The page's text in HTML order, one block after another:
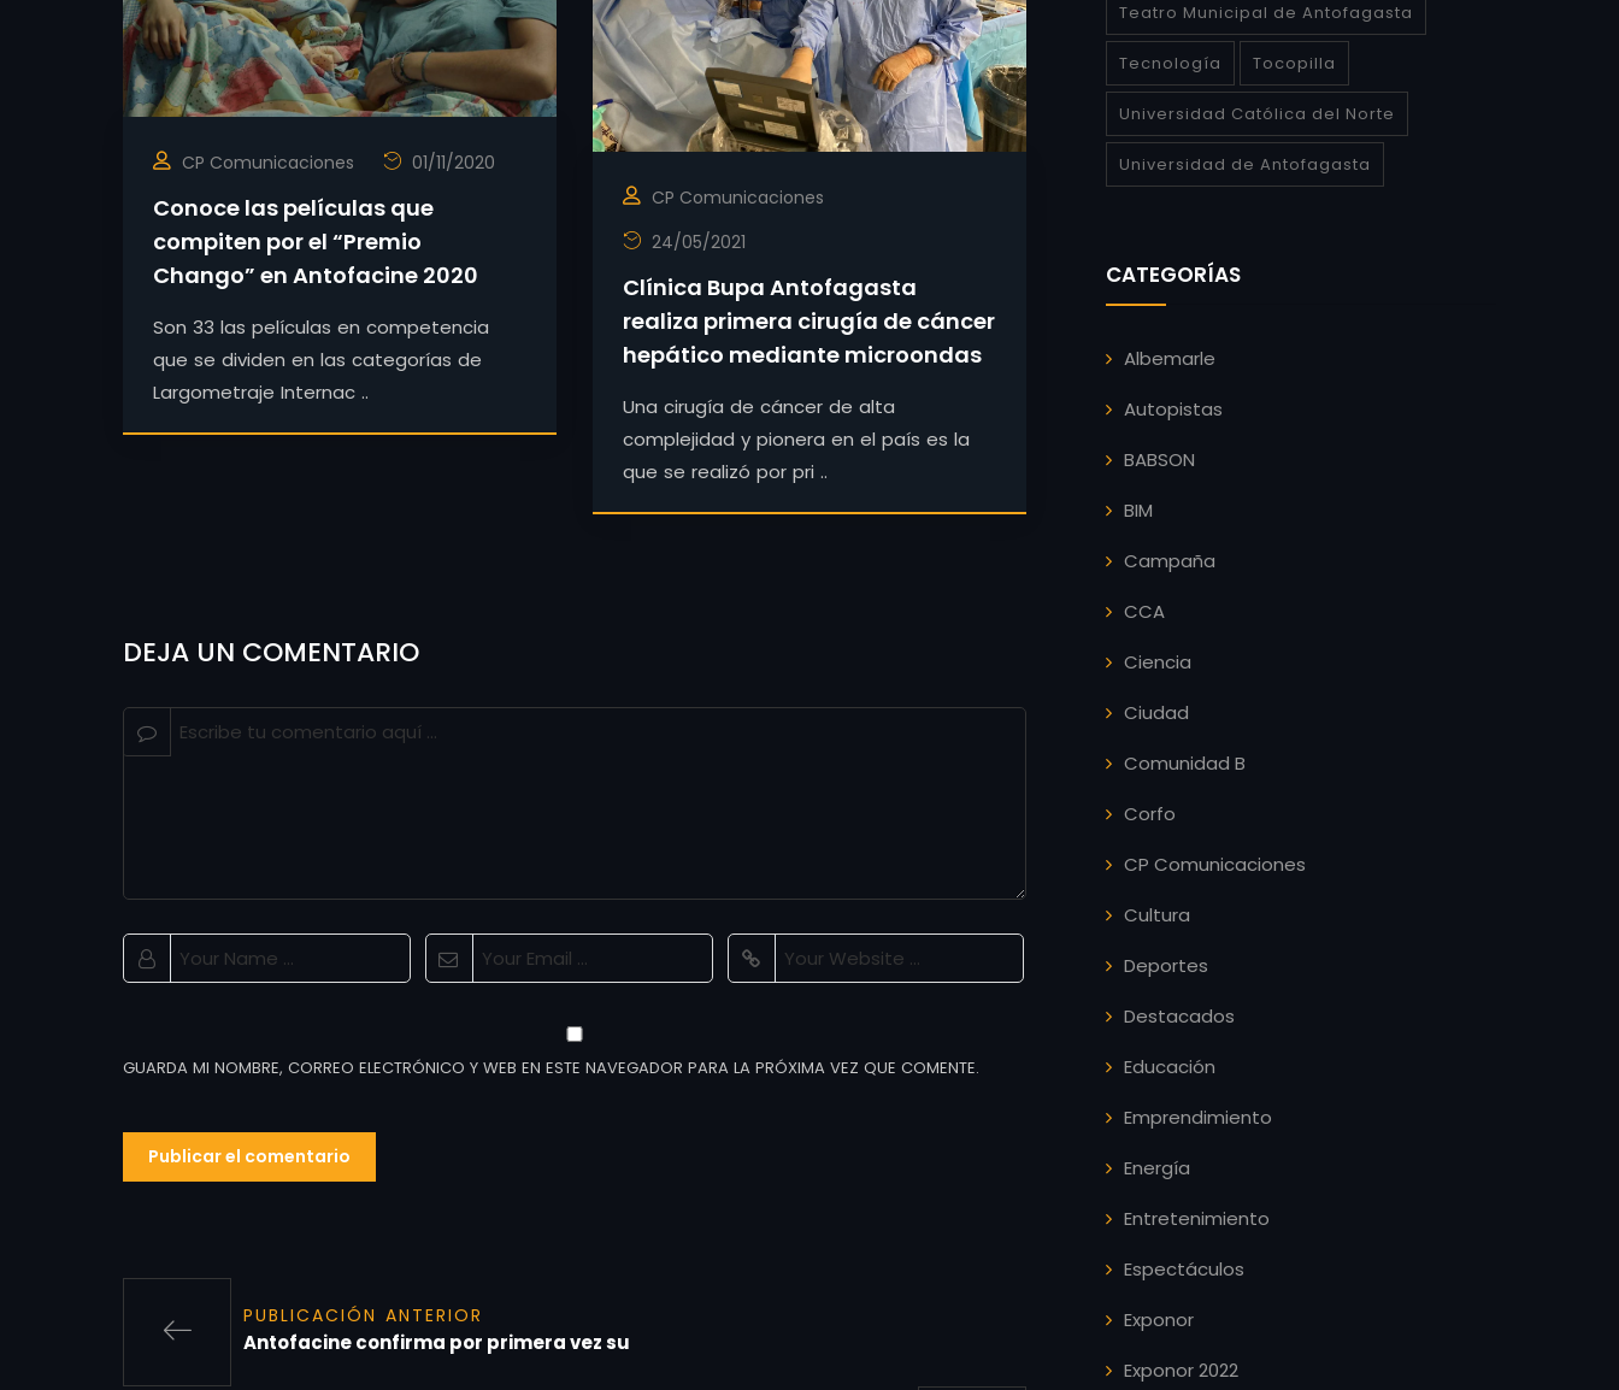
CP Comunicaciones 01/11/2020
Conoce las películas que
compiten por el “Premio
Chango” en Antofacine 2020
Son 33 las películas en competencia
que se dividen en las categorías de
Largometraje Internac ..
CP Comunicaciones
24/05/2021
Clínica Bupa Antofagasta
realiza primera cirugía de cáncer
hepático mediante microondas
Una cirugía de cáncer de alta
complejidad y pionera en el país es la
que se realizó por pri ..
DEJA UN COMENTARIO
GUARDA MI NOMBRE, CORREO ELECTRÓNICO Y WEB EN ESTE NAVEGADOR PARA LA PRÓXIMA VEZ QUE COMENTE.
PUBLICACIÓN ANTERIOR
Antofacine confirma por primera vez su
Teatro Municipal de Antofagasta
Tecnología Tocopilla
Universidad Católica del Norte
Universidad de Antofagasta
CATEGORÍAS
Albemarle
Autopistas
BABSON
BIM
Campaña
CCA
Ciencia
Ciudad
Comunidad B
Corfo
CP Comunicaciones
Cultura
Deportes
Destacados
Educación
Emprendimiento
Energía
Entretenimiento
Espectáculos
Exponor
Exponor 2022